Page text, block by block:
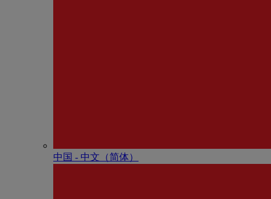
中国 - 中⽂（简体）